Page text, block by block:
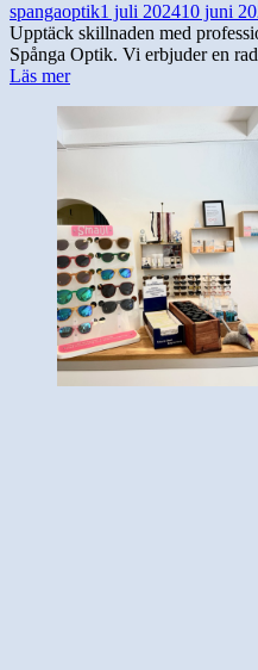
spangaoptik1 juli 202410 juni
Upptäck skillnaden med
Spånga Optik. Vi erbjuder en
Läs mer